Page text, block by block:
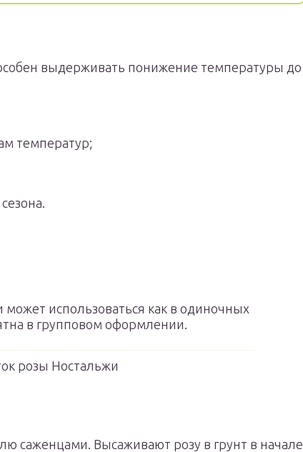
выдерживать понижение температуры до
температур;
использоваться как в одиночных
в групповом оформлении.
розы Ностальжи
саженцами. Высаживают розу в грунт в начале